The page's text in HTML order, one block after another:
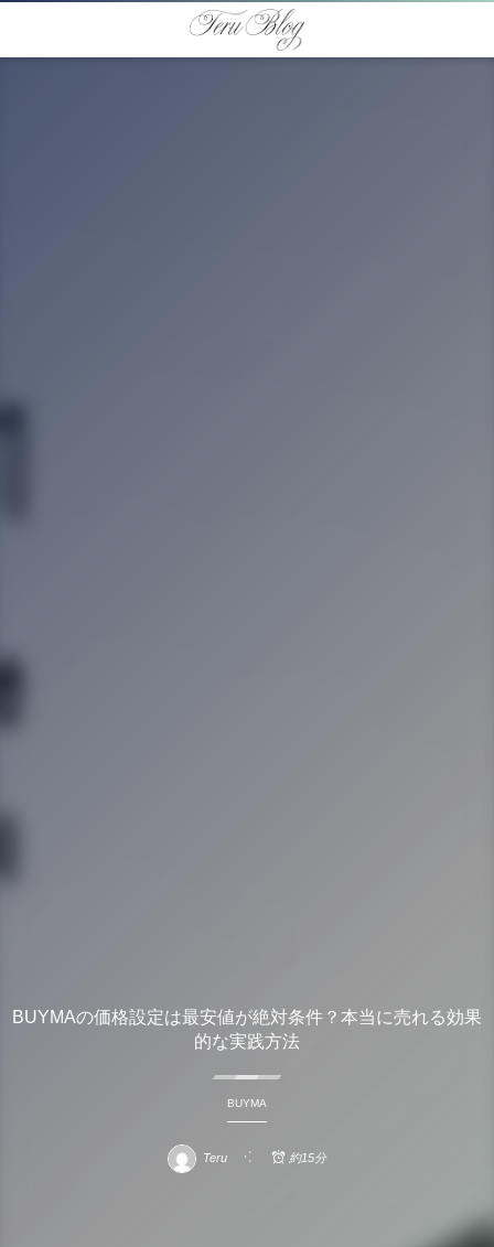
BUYMAの価格設定は最安値が絶対条件？本当に売れる効果
的な実践方法
BUYMA
Teru 約15分